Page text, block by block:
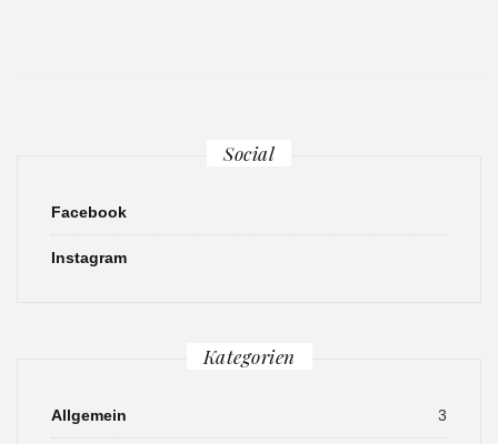
Social
Facebook
Instagram
Kategorien
Allgemein 3